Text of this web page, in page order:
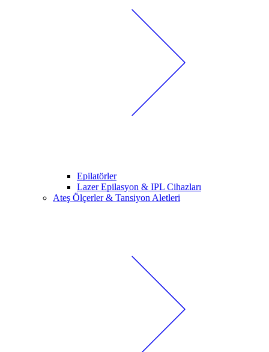
Epilatörler
Lazer Epilasyon & IPL Cihazları
Ateş Ölçerler & Tansiyon Aletleri